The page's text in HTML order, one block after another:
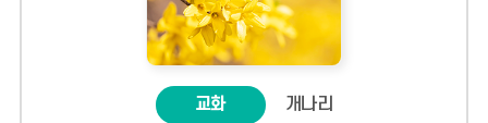
교화 개나리